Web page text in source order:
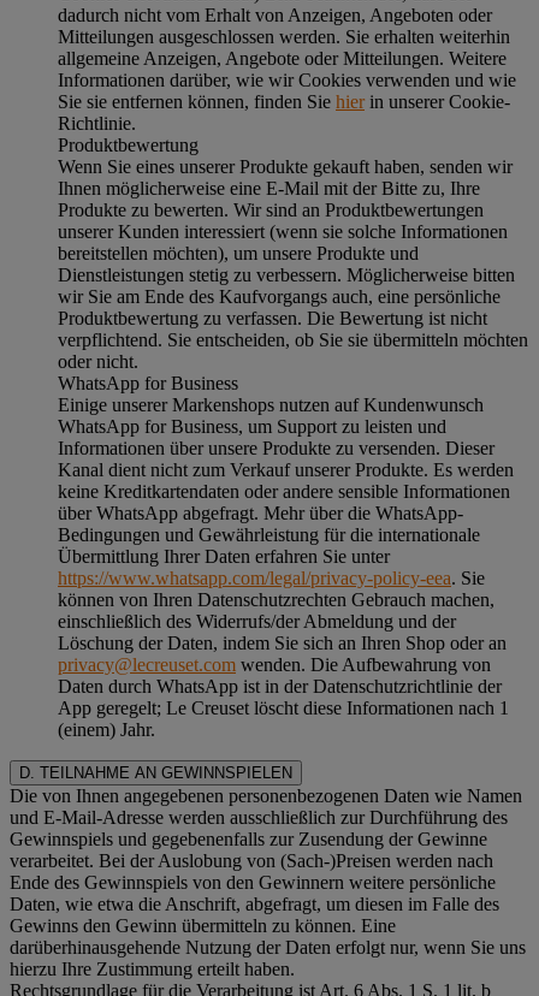
dadurch nicht vom Erhalt von Anzeigen, Angeboten oder
Mitteilungen ausgeschlossen werden. Sie erhalten weiterhin
allgemeine Anzeigen, Angebote oder Mitteilungen. Weitere
Informationen darüber, wie wir Cookies verwenden und wie
Sie sie entfernen können, finden Sie hierin unserer Cookie-
Richtlinie.
Produktbewertung
Wenn Sie eines unserer Produkte gekauft haben, senden wir
Ihnen möglicherweise eine E-Mail mit der Bitte zu, Ihre
Produkte zu bewerten. Wir sind an Produktbewertungen
unserer Kunden interessiert (wenn sie solche Informationen
bereitstellen möchten), um unsere Produkte und
Dienstleistungen stetig zu verbessern. Möglicherweise bitten
wir Sie am Ende des Kaufvorgangs auch, eine persönliche
Produktbewertung zu verfassen. Die Bewertung ist nicht
verpflichtend. Sie entscheiden, ob Sie sie übermitteln möchten
oder nicht.
WhatsApp for Business
Einige unserer Markenshops nutzen auf Kundenwunsch
WhatsApp for Business, um Support zu leisten und
Informationen über unsere Produkte zu versenden. Dieser
Kanal dient nicht zum Verkauf unserer Produkte. Es werden
keine Kreditkartendaten oder andere sensible Informationen
über WhatsApp abgefragt. Mehr über die WhatsApp-
Bedingungen und Gewährleistung für die internationale
Übermittlung Ihrer Daten erfahren Sie unter
https://www.whatsapp.com/legal/privacy-policy-eea. Sie
können von Ihren Datenschutzrechten Gebrauch machen,
einschließlich des Widerrufs/der Abmeldung und der
Löschung der Daten, indem Sie sich an Ihren Shop oder an
privacy@lecreuset.com wenden. Die Aufbewahrung von
Daten durch WhatsApp ist in der Datenschutzrichtlinie der
App geregelt; Le Creuset löscht diese Informationen nach 1
(einem) Jahr.
D. TEILNAHME AN GEWINNSPIELEN
Die von Ihnen angegebenen personenbezogenen Daten wie Namen
und E-Mail-Adresse werden ausschließlich zur Durchführung des
Gewinnspiels und gegebenenfalls zur Zusendung der Gewinne
verarbeitet. Bei der Auslobung von (Sach-)Preisen werden nach
Ende des Gewinnspiels von den Gewinnern weitere persönliche
Daten, wie etwa die Anschrift, abgefragt, um diesen im Falle des
Gewinns den Gewinn übermitteln zu können. Eine
darüberhinausgehende Nutzung der Daten erfolgt nur, wenn Sie uns
hierzu Ihre Zustimmung erteilt haben.
Rechtsgrundlage für die Verarbeitung ist Art. 6 Abs. 1 S. 1 lit. b